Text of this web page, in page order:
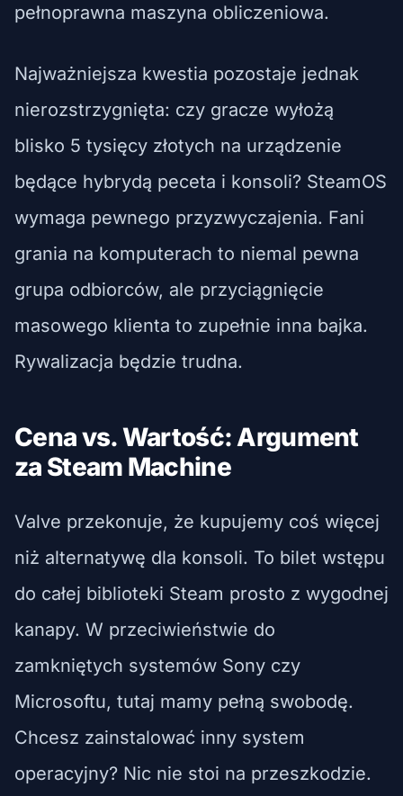
pełnoprawna maszyna obliczeniowa.
Najważniejsza kwestia pozostaje jednak
nierozstrzygnięta: czy gracze wyłożą
blisko 5 tysięcy złotych na urządzenie
będące hybrydą peceta i konsoli? SteamOS
wymaga pewnego przyzwyczajenia. Fani
grania na komputerach to niemal pewna
grupa odbiorców, ale przyciągnięcie
masowego klienta to zupełnie inna bajka.
Rywalizacja będzie trudna.
Cena vs. Wartość: Argument
za Steam Machine
Valve przekonuje, że kupujemy coś więcej
niż alternatywę dla konsoli. To bilet wstępu
do całej biblioteki Steam prosto z wygodnej
kanapy. W przeciwieństwie do
zamkniętych systemów Sony czy
Microsoftu, tutaj mamy pełną swobodę.
Chcesz zainstalować inny system
operacyjny? Nic nie stoi na przeszkodzie.